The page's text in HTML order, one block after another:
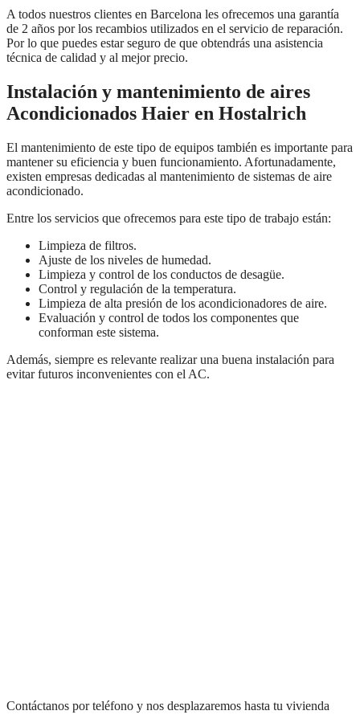
A todos nuestros clientes en Barcelona les ofrecemos una garantía
de 2 años por los recambios utilizados en el servicio de reparación.
Por lo que puedes estar seguro de que obtendrás una asistencia
técnica de calidad y al mejor precio.
Instalación y mantenimiento de aires
Acondicionados Haier en Hostalrich
El mantenimiento de este tipo de equipos también es importante para
mantener su eficiencia y buen funcionamiento. Afortunadamente,
existen empresas dedicadas al mantenimiento de sistemas de aire
acondicionado.
Entre los servicios que ofrecemos para este tipo de trabajo están:
Limpieza de filtros.
Ajuste de los niveles de humedad.
Limpieza y control de los conductos de desagüe.
Control y regulación de la temperatura.
Limpieza de alta presión de los acondicionadores de aire.
Evaluación y control de todos los componentes que
conforman este sistema.
Además, siempre es relevante realizar una buena instalación para
evitar futuros inconvenientes con el AC.
Contáctanos por teléfono y nos desplazaremos hasta tu vivienda